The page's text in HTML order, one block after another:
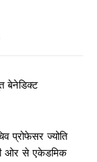
बेनेडिक्ट
प्रोफेसर ज्योति
ओर से एकेडमिक